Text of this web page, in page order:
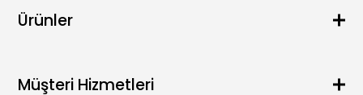
Blog
SSS
Ürünler
Küpe
Müşteri Hizmetleri